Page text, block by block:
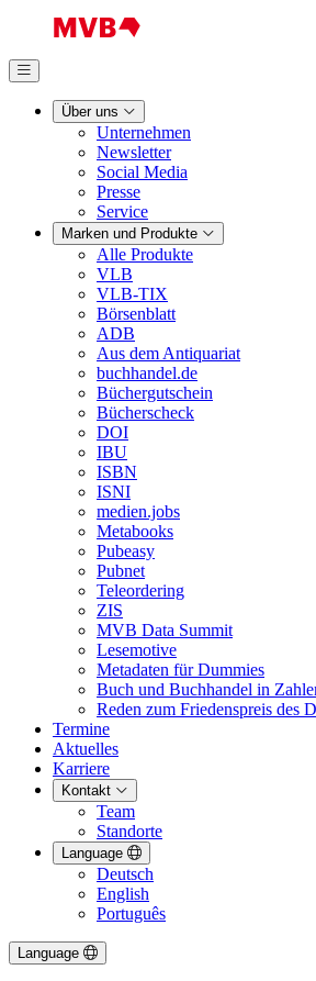
Über uns
Unternehmen
Newsletter
Social Media
Presse
Service
Marken und Produkte
Alle Produkte
VLB
VLB-TIX
Börsenblatt
ADB
Aus dem Antiquariat
buchhandel.de
Büchergutschein
Bücherscheck
DOI
IBU
ISBN
ISNI
medien.jobs
Metabooks
Pubeasy
Pubnet
Teleordering
ZIS
MVB Data Summit
Lesemotive
Metadaten für Dummies
Buch und Buchhandel in
Reden zum Friedenspreis des
Termine
Aktuelles
Karriere
Kontakt
Team
Standorte
Language
Deutsch
English
Português
Language